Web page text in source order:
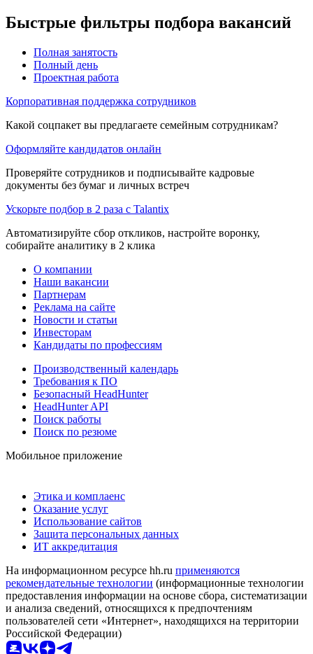
Быстрые фильтры подбора вакансий
Полная занятость
Полный день
Проектная работа
Корпоративная поддержка сотрудников
Какой соцпакет вы предлагаете семейным сотрудникам?
Оформляйте кандидатов онлайн
Проверяйте сотрудников и подписывайте кадровые
документы без бумаг и личных встреч
Ускорьте подбор в 2 раза с Talantix
Автоматизируйте сбор откликов, настройте воронку,
собирайте аналитику в 2 клика
О компании
Наши вакансии
Партнерам
Реклама на сайте
Новости и статьи
Инвесторам
Кандидаты по профессиям
Производственный календарь
Требования к ПО
Безопасный HeadHunter
HeadHunter API
Поиск работы
Поиск по резюме
Мобильное приложение
Этика и комплаенс
Оказание услуг
Использование сайтов
Защита персональных данных
ИТ аккредитация
На информационном ресурсе hh.ru применяются
рекомендательные технологии (информационные технологии
предоставления информации на основе сбора, систематизации
и анализа сведений, относящихся к предпочтениям
пользователей сети «Интернет», находящихся на территории
Российской Федерации)